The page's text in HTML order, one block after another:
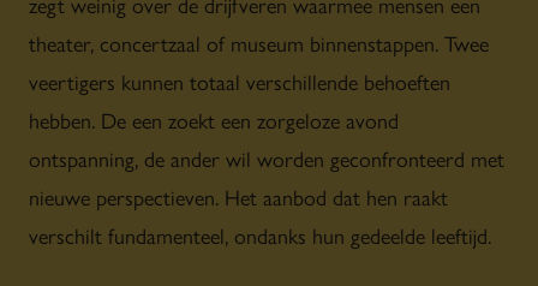
theater, concertzaal of museum binnenstappen. Twee
veertigers kunnen totaal verschillende behoeften
hebben. De een zoekt een zorgeloze avond
ontspanning, de ander wil worden geconfronteerd met
nieuwe perspectieven. Het aanbod dat hen raakt
verschilt fundamenteel, ondanks hun gedeelde leeftijd.